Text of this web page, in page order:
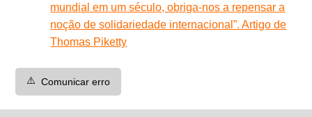
mundial em um século, obriga-nos a repensar a
noção de solidariedade internacional”. Artigo de
Thomas Piketty
⚠️ Comunicar erro